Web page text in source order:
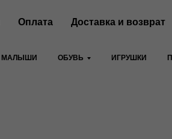
Оплата Доставка и возврат
МАЛЫШИ ОБУВЬ ИГРУШКИ